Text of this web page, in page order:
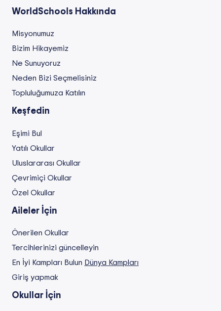
WorldSchools Hakkında
Misyonumuz
Bizim Hikayemiz
Ne Sunuyoruz
Neden Bizi Seçmelisiniz
Topluluğumuza Katılın
Keşfedin
Eşimi Bul
Yatılı Okullar
Uluslararası Okullar
Çevrimiçi Okullar
Özel Okullar
Aileler İçin
Önerilen Okullar
Tercihlerinizi güncelleyin
En İyi Kampları Bulun Dünya Kampları
Giriş yapmak
Okullar İçin